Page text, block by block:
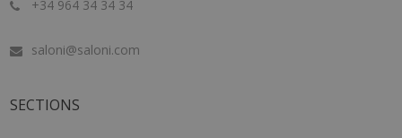
+34 964 34 34 34
saloni@saloni.com
SECTIONS